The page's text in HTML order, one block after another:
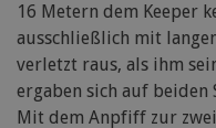
16 Metern dem Keeper
ausschließlich mit
verletzt raus, als ihm
ergaben sich auf beiden
Mit dem Anpfiff zur